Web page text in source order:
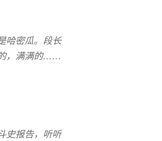
哈密瓜。段长
，满满的……
史报告，听听